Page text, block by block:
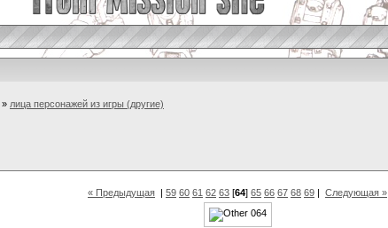
» лица персонажей из игры (другие)
« Предыдущая | 59 60 61 62 63 [64] 65 66 67 68 69 | Следующая »